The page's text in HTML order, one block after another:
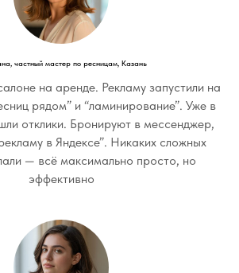
частный мастер по ресницам, Казань
на аренде. Рекламу запустили на
рядом” и “ламинирование”. Уже в
отклики. Бронируют в мессенджер,
в Яндексе”. Никаких сложных
— всё максимально просто, но
эффективно